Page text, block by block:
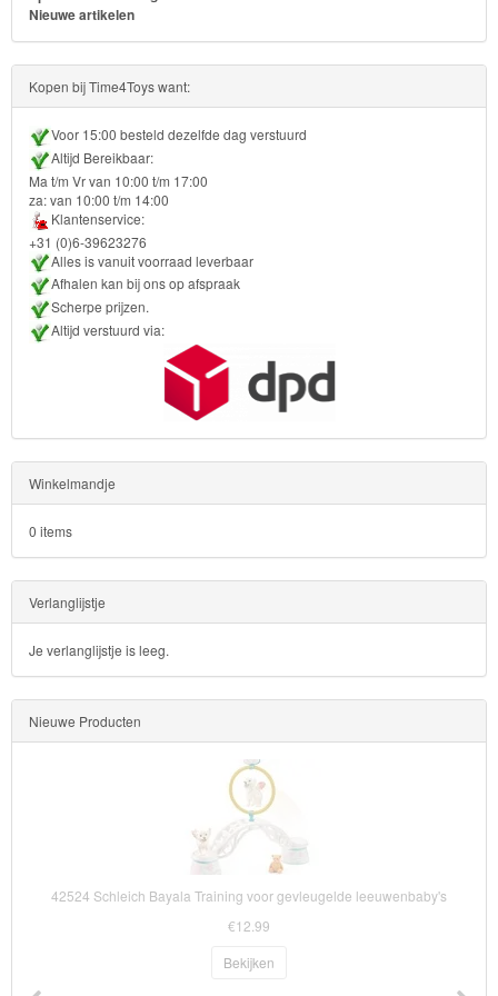
Sofia
het
prinsesje
Barbie
Bob
de
bouwer
SpongeBob
Skylanders
Superman
Toy
Story
Trolls
Turtles
Transformers
Strandlaken
Nieuwe artikelen
Kopen bij Time4Toys want:
Voor 15:00 besteld dezelfde dag verstuurd
Altijd Bereikbaar:
Ma t/m Vr van 10:00 t/m 17:00
za: van 10:00 t/m 14:00
Klantenservice:
+31 (0)6-39623276
Alles is vanuit voorraad leverbaar
Afhalen kan bij ons op afspraak
Scherpe prijzen.
Altijd verstuurd via:
Winkelmandje
0 items
Verlanglijstje
Je verlanglijstje is leeg.
Nieuwe Producten
42524 Schleich Bayala Training voor gevleugelde leeuwenbaby's
€12.99
Bekijken